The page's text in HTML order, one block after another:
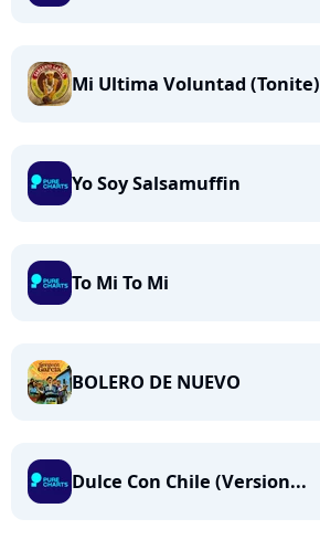
Mi Ultima Voluntad (Tonite)
Yo Soy Salsamuffin
To Mi To Mi
BOLERO DE NUEVO
Dulce Con Chile (Version...